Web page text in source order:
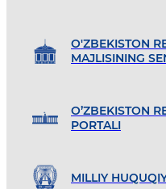
O'ZBEKISTON
MAJLISINING
O’ZBEKISTON
PORTALI
MILLIY